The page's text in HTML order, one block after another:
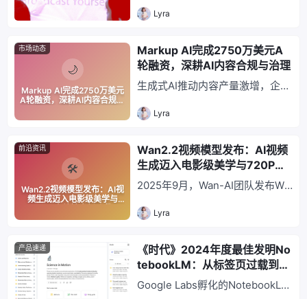
台，凭UGC模式崛起，2006年被
估值达5500亿美元。当前押注AI
为“下一个大爆炸”，推出AI创作工
与个性化推荐，提升创作效率10
倍，驱动内容生产革命，重塑数字
媒体行业规则。
Lyra
Markup AI完成2750万美元
A轮融资，深耕AI内容合规与
市场动态
Markup AI完成2750万美元A
轮融资，深耕AI内容合规与治理
生成式AI推动内容产量激增，企业
内容合规治理的Markup AI近日完
平均水平。其通过“品牌声纹”技术
解决AI内容错误率高、品牌风格不
业法规审查与品牌统一需求，成企
业刚需，引资本关注AI合规赛道。
Lyra
Wan2.2视频模型发布：AI视
频生成迈入电影级美学与
前沿资讯
Wan2.2视频模型发布：AI视频
生成迈入电影级美学与720P高
效输出新阶段
2025年9月，Wan-AI团队发布Wa
构解决"高质量与高效率"核心矛
亿参数模型，将720P@24fps高
清视频生成带入消费级硬件时代。
态完善，重新定义AI视频创作边
Lyra
产品速递
《时代》2024年度最佳发明No
tebookLM：从标签页过载到三
面板架构的演进之路
Google Labs孵化的NotebookLM